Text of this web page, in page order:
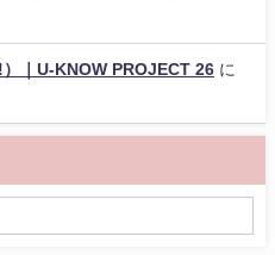
｜U-KNOW PROJECT 26 に